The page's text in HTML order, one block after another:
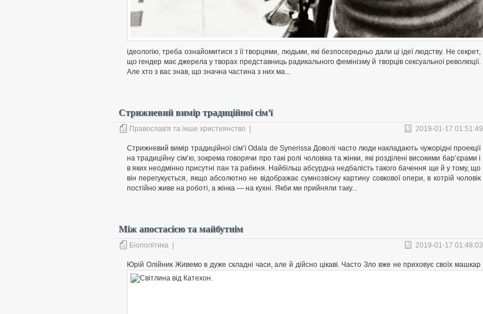
ідеологію, треба ознайомитися з її творцями, людьми, які безпосередньо дали ці ідеї людству. Не секрет,
що гендер має джерела у творах представниць радикального фемінізму й творців сексуальної революції.
Але хто з вас знав, що значна частина з них ма...
Стрижневий вимір традиційної сім'ї
Православ'я та інше християнство 2019-01-17 01:51:49
Стрижневий вимір традиційної сім’ї Odala de Synerissa Доволі часто люди накладають чужорідні проекції
на традиційну сім’ю, зокрема говорячи про такі ролі чоловіка та жінки, які розділені високими бар’єрами і
в яких неодмінно присутні пан та рабиня. Найбільш абсурдна недбалість такого бачення ще й у тому, що
він перегукується, якщо абсолютно не відображає сумнозвісну картину совкової опери, в котрій чоловік
постійно живе на роботі, а жінка — на кухні. Якби ми прийняли таку...
Між апостасією та майбутнім
Біополітика 2019-01-17 01:48:03
Юрій Олійник Живемо в дуже складні часи, але й дійсно цікаві. Часто Зло вже не приховує своїх машкар